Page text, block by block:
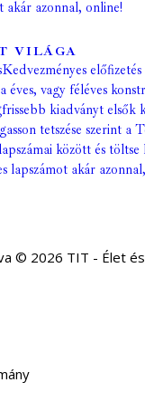
akár azonnal, online!
VILÁGA
Kedvezményes
éves, vagy féléves
kiadványt elsők
tetszése szerint a
között és
lapszámot akár
© 2026 TIT - Élet